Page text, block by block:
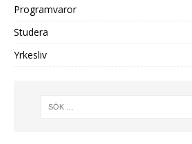
Programvaror
Studera
Yrkesliv